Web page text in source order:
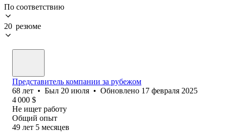
По соответствию
20 резюме
Представитель компании за рубежом
68 лет • Был 20 июля • Обновлено 17 февраля 2025
4 000 $
Не ищет работу
Общий опыт
49 лет 5 месяцев